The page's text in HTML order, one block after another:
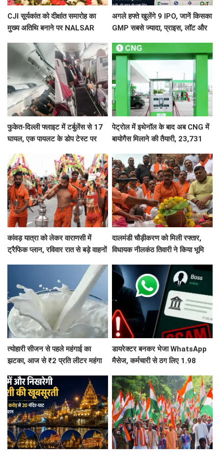
CJI सूर्यकांत को दीक्षांत समारोह का
मुख्य अतिथि बनाने पर NALSAR
अगले हफ्ते खुलेंगे 9 IPO, जानें किसका
GMP सबसे ज्यादा, प्राइस, लॉट और
फुकेत-दिल्ली फ्लाइट में टर्बुलेंस से 17
घायल, एक पायलट के डोप टेस्ट पर
पेट्रोल में इथेनॉल के बाद अब CNG में
बायोगैस मिलाने की तैयारी, 23,731
कांवड़ यात्रा को लेकर वाराणसी में
ट्रैफिक प्लान, रविवार रात से बड़े वाहनों
दालमंडी चौड़ीकरण को मिली रफ्तार,
विधायक नीलकंठ तिवारी ने किया भूमि
सड़क
त्योहारी सीजन से पहले महंगाई का
झटका, आज से ₹2 प्रति लीटर महंगा
डायरेक्टर बनकर भेजा WhatsApp
मैसेज, कर्मचारी से ठग लिए 1.98
वापस दिला दिए 1.83 करोड़